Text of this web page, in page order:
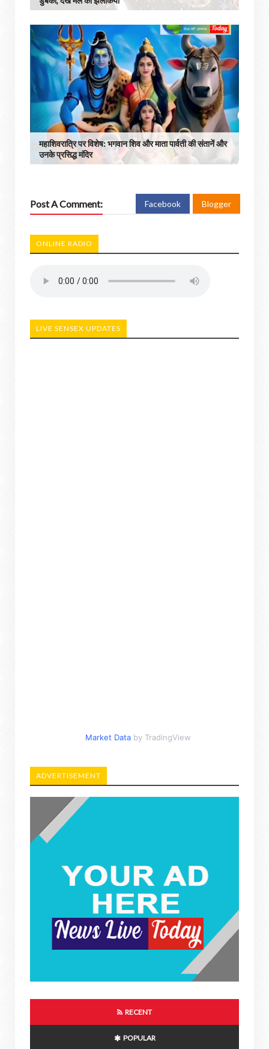
महाशिवरात्रि पर विशेष: भगवान शिव और माता पार्वती की संतानें और
उनके प्रसिद्ध मंदिर
Post A Comment: Facebook Blogger
ONLINE RADIO
LIVE SENSEX UPDATES
Market Data by TradingView
ADVERTISEMENT
RECENT
POPULAR